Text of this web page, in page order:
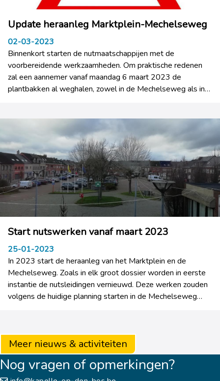
Update heraanleg Marktplein-Mechelseweg
02-03-2023
Binnenkort starten de nutmaatschappijen met de
voorbereidende werkzaamheden. Om praktische redenen
zal een aannemer vanaf maandag 6 maart 2023 de
plantbakken al weghalen, zowel in de Mechelseweg als in
de plantbakken in de Mechelseweg, vanaf de Westdijk.
Start nutswerken vanaf maart 2023
25-01-2023
In 2023 start de heraanleg van het Marktplein en de
Mechelseweg. Zoals in elk groot dossier worden in eerste
instantie de nutsleidingen vernieuwd. Deze werken zouden
volgens de huidige planning starten in de Mechelseweg
2023 in de Mechelseweg. Deze wegenwerken verlopen
gefaseerd. Concrete informatie over de fasering en de
bereikbaarheid wordt pas vrijgegeven vanaf midden februari
Meer nieuws & activiteiten
Nog vragen of opmerkingen?